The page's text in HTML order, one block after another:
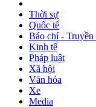
Thời sự
Quốc tế
Báo chí - Truyền
Kinh tế
Pháp luật
Xã hội
Văn hóa
Xe
Media